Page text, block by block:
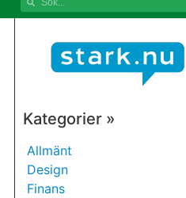
Kategorier »
Allmänt
Design
Finans